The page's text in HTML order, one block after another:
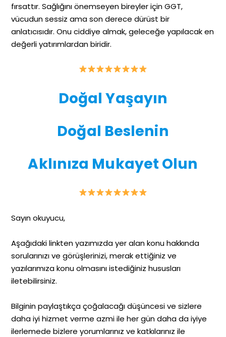
fırsattır. Sağlığını önemseyen bireyler için GGT,
vücudun sessiz ama son derece dürüst bir
anlatıcısıdır. Onu ciddiye almak, geleceğe yapılacak en
değerli yatırımlardan biridir.
Doğal Yaşayın
Doğal Beslenin
Aklınıza Mukayet Olun
Sayın okuyucu,
Aşağıdaki linkten yazımızda yer alan konu hakkında
sorularınızı ve görüşlerinizi, merak ettiğiniz ve
yazılarımıza konu olmasını istediğiniz hususları
iletebilirsiniz.
Bilginin paylaştıkça çoğalacağı düşüncesi ve sizlere
daha iyi hizmet verme azmi ile her gün daha da iyiye
ilerlemede bizlere yorumlarınız ve katkılarınız ile